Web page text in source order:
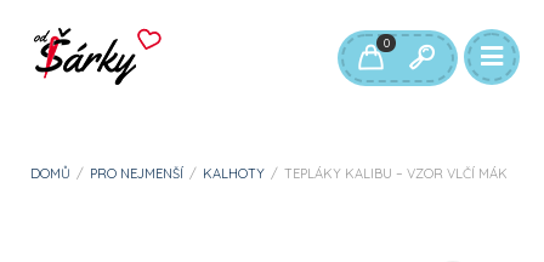
0
DOMŮ / PRO NEJMENŠÍ / KALHOTY / TEPLÁKY KALIBU – VZOR VLČÍ MÁK